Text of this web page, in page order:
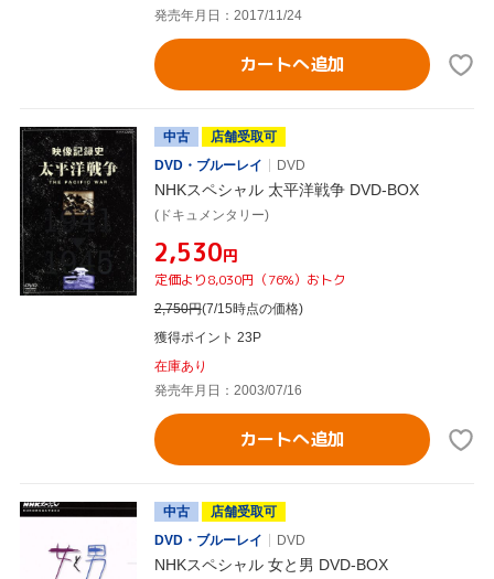
発売年月日：2017/11/24
カートへ追加
中古
店舗受取可
DVD・ブルーレイ
DVD
NHKスペシャル 太平洋戦争 DVD-BOX
(ドキュメンタリー)
¥2,530円
定価より8,030円（76%）おトク
2,750円(7/15時点の価格)
獲得ポイント 23P
在庫あり
発売年月日：2003/07/16
カートへ追加
中古
店舗受取可
DVD・ブルーレイ
DVD
NHKスペシャル 女と男 DVD-BOX